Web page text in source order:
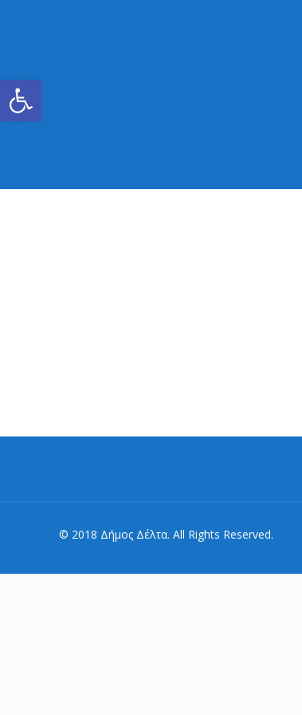
Ανοίξτε τη γραμμή εργαλείων
© 2018 Δήμος Δέλτα. All Rights Reserved.